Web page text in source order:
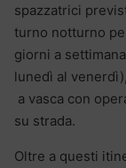
spazzatrici
turno notturno
giorni a
lunedì al
a vasca con
su strada.
Oltre a questi